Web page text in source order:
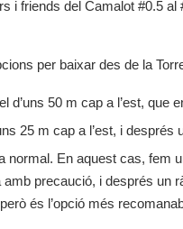
i friends del Camalot #0.5 al
per baixar des de la
d’uns 50 m cap a l’est, que
25 m cap a l’est, i després
normal. En aquest cas, fem
precaució, i després un
és l’opció més